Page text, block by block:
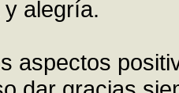
alegría.
aspectos